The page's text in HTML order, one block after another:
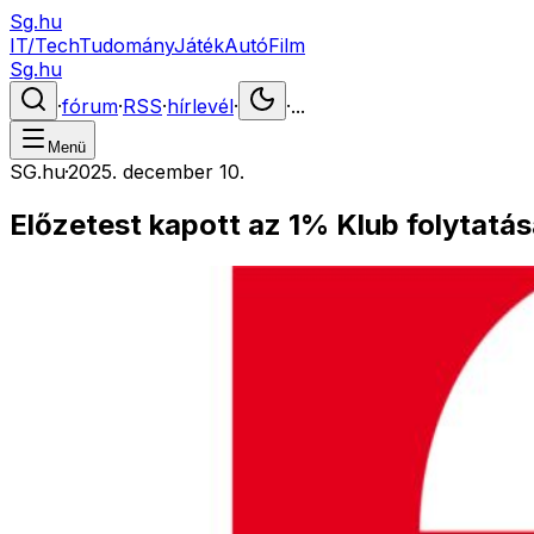
Sg.hu
IT/TechTudományJátékAutóFilm
Sg.hu
·fórum·RSS·hírlevél· ·...
Menü
SG.hu·2025. december 10.
Előzetest kapott az 1% Klub